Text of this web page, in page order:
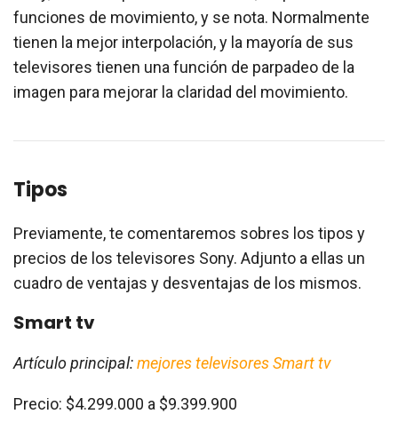
funciones de movimiento, y se nota. Normalmente
tienen la mejor interpolación, y la mayoría de sus
televisores tienen una función de parpadeo de la
imagen para mejorar la claridad del movimiento.
Tipos
Previamente, te comentaremos sobres los tipos y
precios de los televisores Sony. Adjunto a ellas un
cuadro de ventajas y desventajas de los mismos.
Smart tv
Artículo principal:mejores televisores Smart tv
Precio: $4.299.000 a $9.399.900